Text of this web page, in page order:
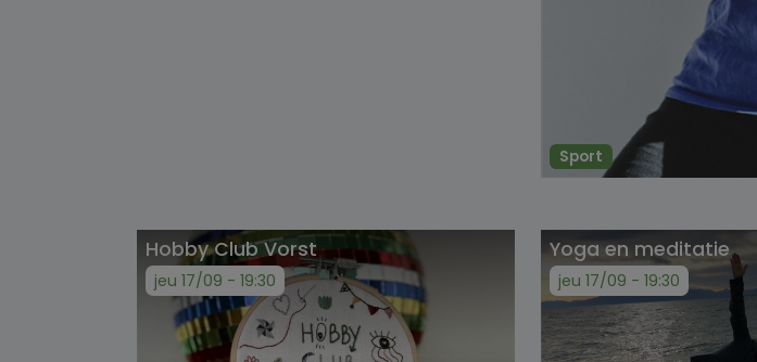
Sport
Hobby Club Vorst
jeu 17/09 - 19:30
Yoga en meditatie
jeu 17/09 - 19:30